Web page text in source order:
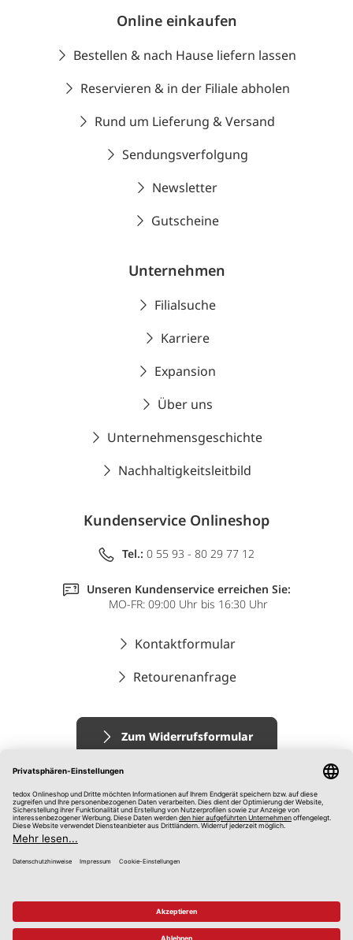
Online einkaufen
Bestellen & nach Hause liefern lassen
Reservieren & in der Filiale abholen
Rund um Lieferung & Versand
Sendungsverfolgung
Newsletter
Gutscheine
Unternehmen
Filialsuche
Karriere
Expansion
Über uns
Unternehmensgeschichte
Nachhaltigkeitsleitbild
Kundenservice Onlineshop
Tel.: 0 55 93 - 80 29 77 12
Unseren Kundenservice erreichen Sie:
MO-FR: 09:00 Uhr bis 16:30 Uhr
Kontaktformular
Retourenanfrage
Zum Widerrufsformular
Impressum
AGB
Datenschutz
Hinweisgebersystem